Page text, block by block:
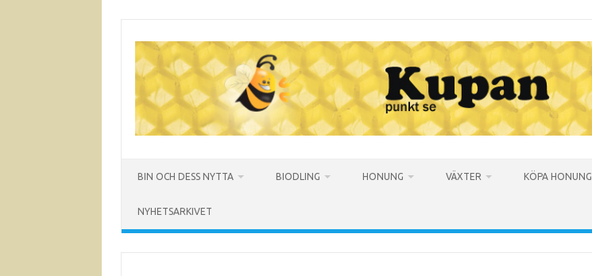
innehåll
BIN OCH DESS NYTTA BIODLING HONUNG VÄXTER KÖPA HONUNG
NYHETSARKIVET